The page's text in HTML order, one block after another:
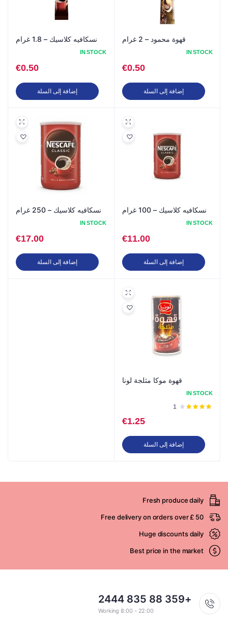
قهوة محمود – 2 غرام
IN STOCK
€0.50
إضافة إلى السلة
نسكافيه كلاسيك – 1.8 غرام
IN STOCK
€0.50
إضافة إلى السلة
نسكافيه كلاسيك – 100 غرام
IN STOCK
€11.00
إضافة إلى السلة
نسكافيه كلاسيك – 250 غرام
IN STOCK
€17.00
إضافة إلى السلة
قهوة موكا مثلجة لونا
IN STOCK
تم1
€1.25
إضافة إلى السلة
Fresh produce daily
Free delivery on orders over £ 50
Huge discounts daily
Best price in the market
+359 88 835 2444
Working 8:00 - 22:00